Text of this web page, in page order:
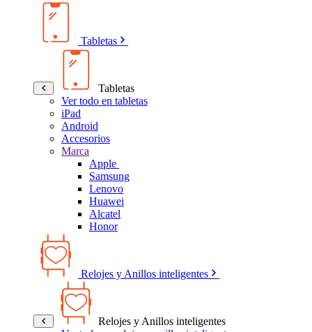
Tabletas
Tabletas
Ver todo en tabletas
iPad
Android
Accesorios
Marca
Apple
Samsung
Lenovo
Huawei
Alcatel
Honor
Relojes y Anillos inteligentes
Relojes y Anillos inteligentes